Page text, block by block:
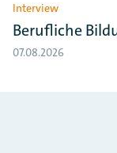
Interview
Berufliche
07.08.2026